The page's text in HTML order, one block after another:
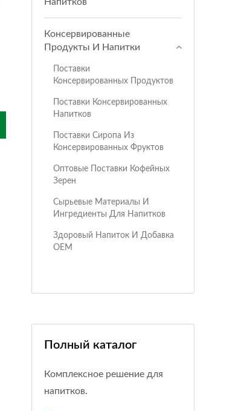
Консервированные
Продукты И Напитки
Поставки
Консервированных Продуктов
Поставки Консервированных
Напитков
Поставки Сиропа Из
Консервированных Фруктов
Оптовые Поставки Кофейных
Зерен
Сырьевые Материалы И
Ингредиенты Для Напитков
Здоровый Напиток И Добавка
OEM
Полный каталог
Комплексное решение для
напитков.